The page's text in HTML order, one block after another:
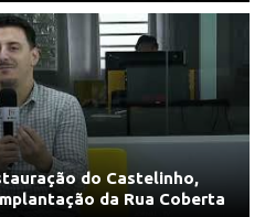
do Castelinho,
da Rua Coberta